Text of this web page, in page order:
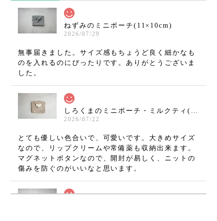
ねずみのミニポーチ(11×10cm)
2026/07/29
無事届きました。サイズ感もちょうど良く細かなも
のを入れるのにぴったりです。ありがとうございま
した。
2026/07/22
とても優しい色合いで、可愛いです。大きめサイズ
なので、リップクリームや常備薬も収納出来ます。
マグネットボタンなので、開封が易しく、ニットの
傷みを防ぐのがいいなと思います。